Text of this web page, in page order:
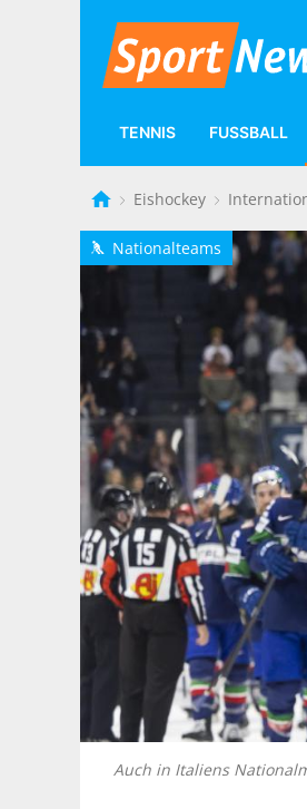
TENNIS FUSSBALL
Eishockey
h Nationalteams
Auch in Italiens